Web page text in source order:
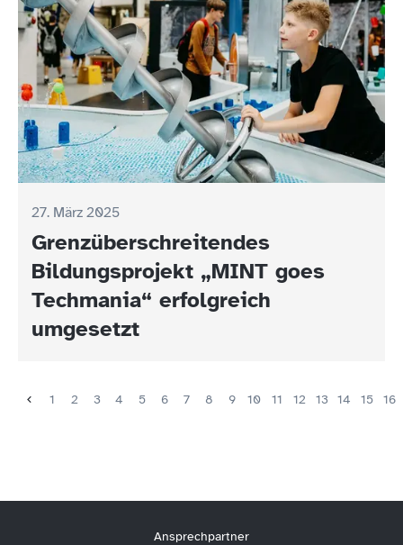
27. März 2025
Grenzüberschreitendes
Bildungsprojekt „MINT goes
Techmania“ erfolgreich
umgesetzt
1 2 3 4 5 6 7 8 9 10 11 12 13 14 15 16
Ansprechpartner